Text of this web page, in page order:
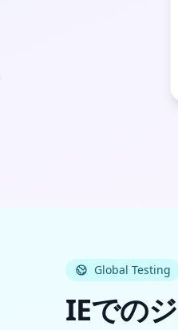
Global Testing
IEでの